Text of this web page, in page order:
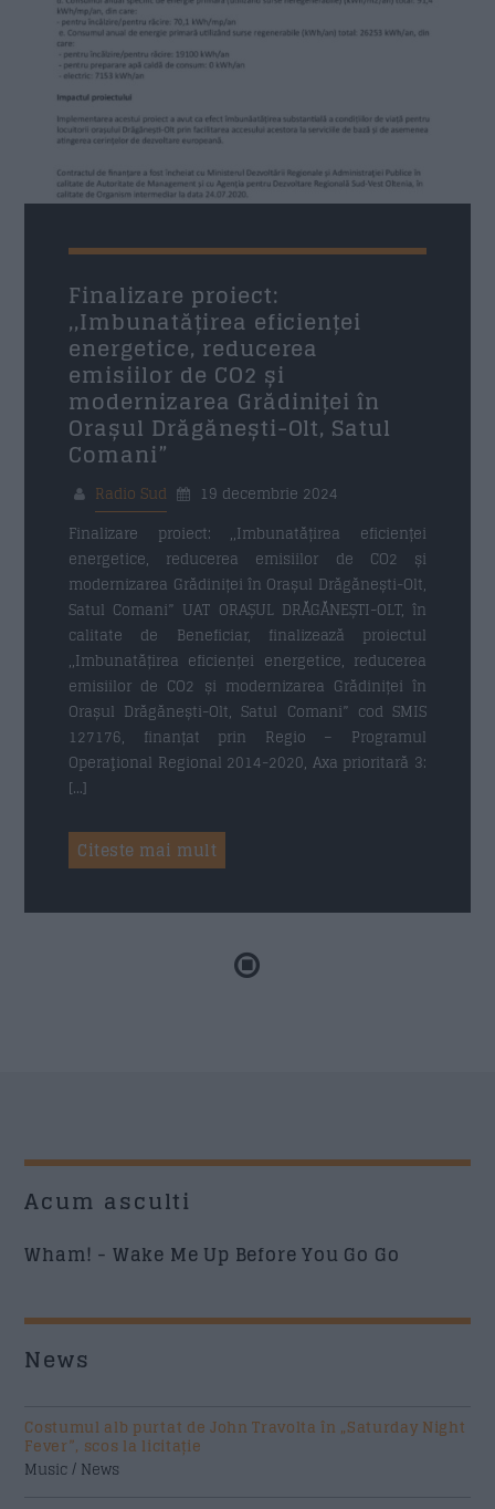
Finalizare proiect:
,,Imbunatățirea eficienței
energetice, reducerea
emisiilor de CO2 și
modernizarea Grădiniței în
Orașul Drăgănești-Olt, Satul
Comani”
Radio Sud
19 decembrie 2024
Finalizare proiect: ,,Imbunatățirea eficienței
energetice, reducerea emisiilor de CO2 și
modernizarea Grădiniței în Orașul Drăgănești-Olt,
Satul Comani” UAT ORAȘUL DRĂGĂNEȘTI-OLT, în
calitate de Beneficiar, finalizează proiectul
,,Imbunatățirea eficienței energetice, reducerea
emisiilor de CO2 și modernizarea Grădiniței în
Orașul Drăgănești-Olt, Satul Comani” cod SMIS
127176, finanțat prin Regio – Programul
Operaţional Regional 2014-2020, Axa prioritară 3:
[…]
Citeste mai mult
Acum asculti
Wham! - Wake Me Up Before You Go Go
News
Costumul alb purtat de John Travolta în „Saturday Night
Fever”, scos la licitație
Music / News